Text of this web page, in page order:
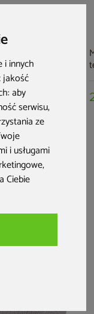
i innych
jakość
aby
serwisu,
ze
i usługami
,
Ciebie
Meble ogrodowe
aluminiowe Rimini
Dark Grey / Grey
Melange
4 399 zł